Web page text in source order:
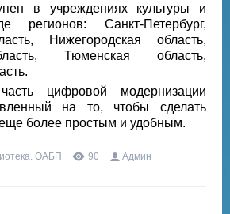
в учреждениях культуры и
Санкт-Петербург,
Нижегородская область,
Тюменская область,
цифровой модернизации
на то, чтобы сделать
еще более простым и удобным.
ОАБП 90 Админ